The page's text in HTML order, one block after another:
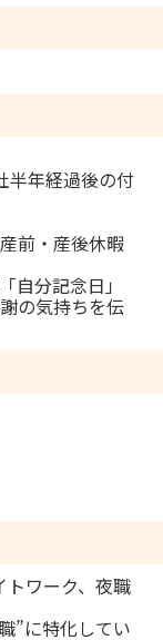
半年経過後の付
前・産後休暇
自分記念日」
の気持ちを伝
ワーク、夜職
”に特化してい